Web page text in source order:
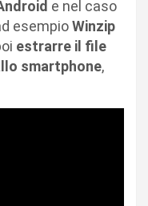
e nel caso
esempioWinzip
estrarre il file
smartphone,